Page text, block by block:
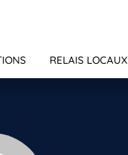
RELAIS LOCAUX